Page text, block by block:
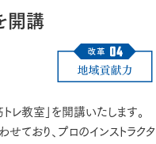
開講
教室」を開講いたします。
ており、プロのインストラクタ